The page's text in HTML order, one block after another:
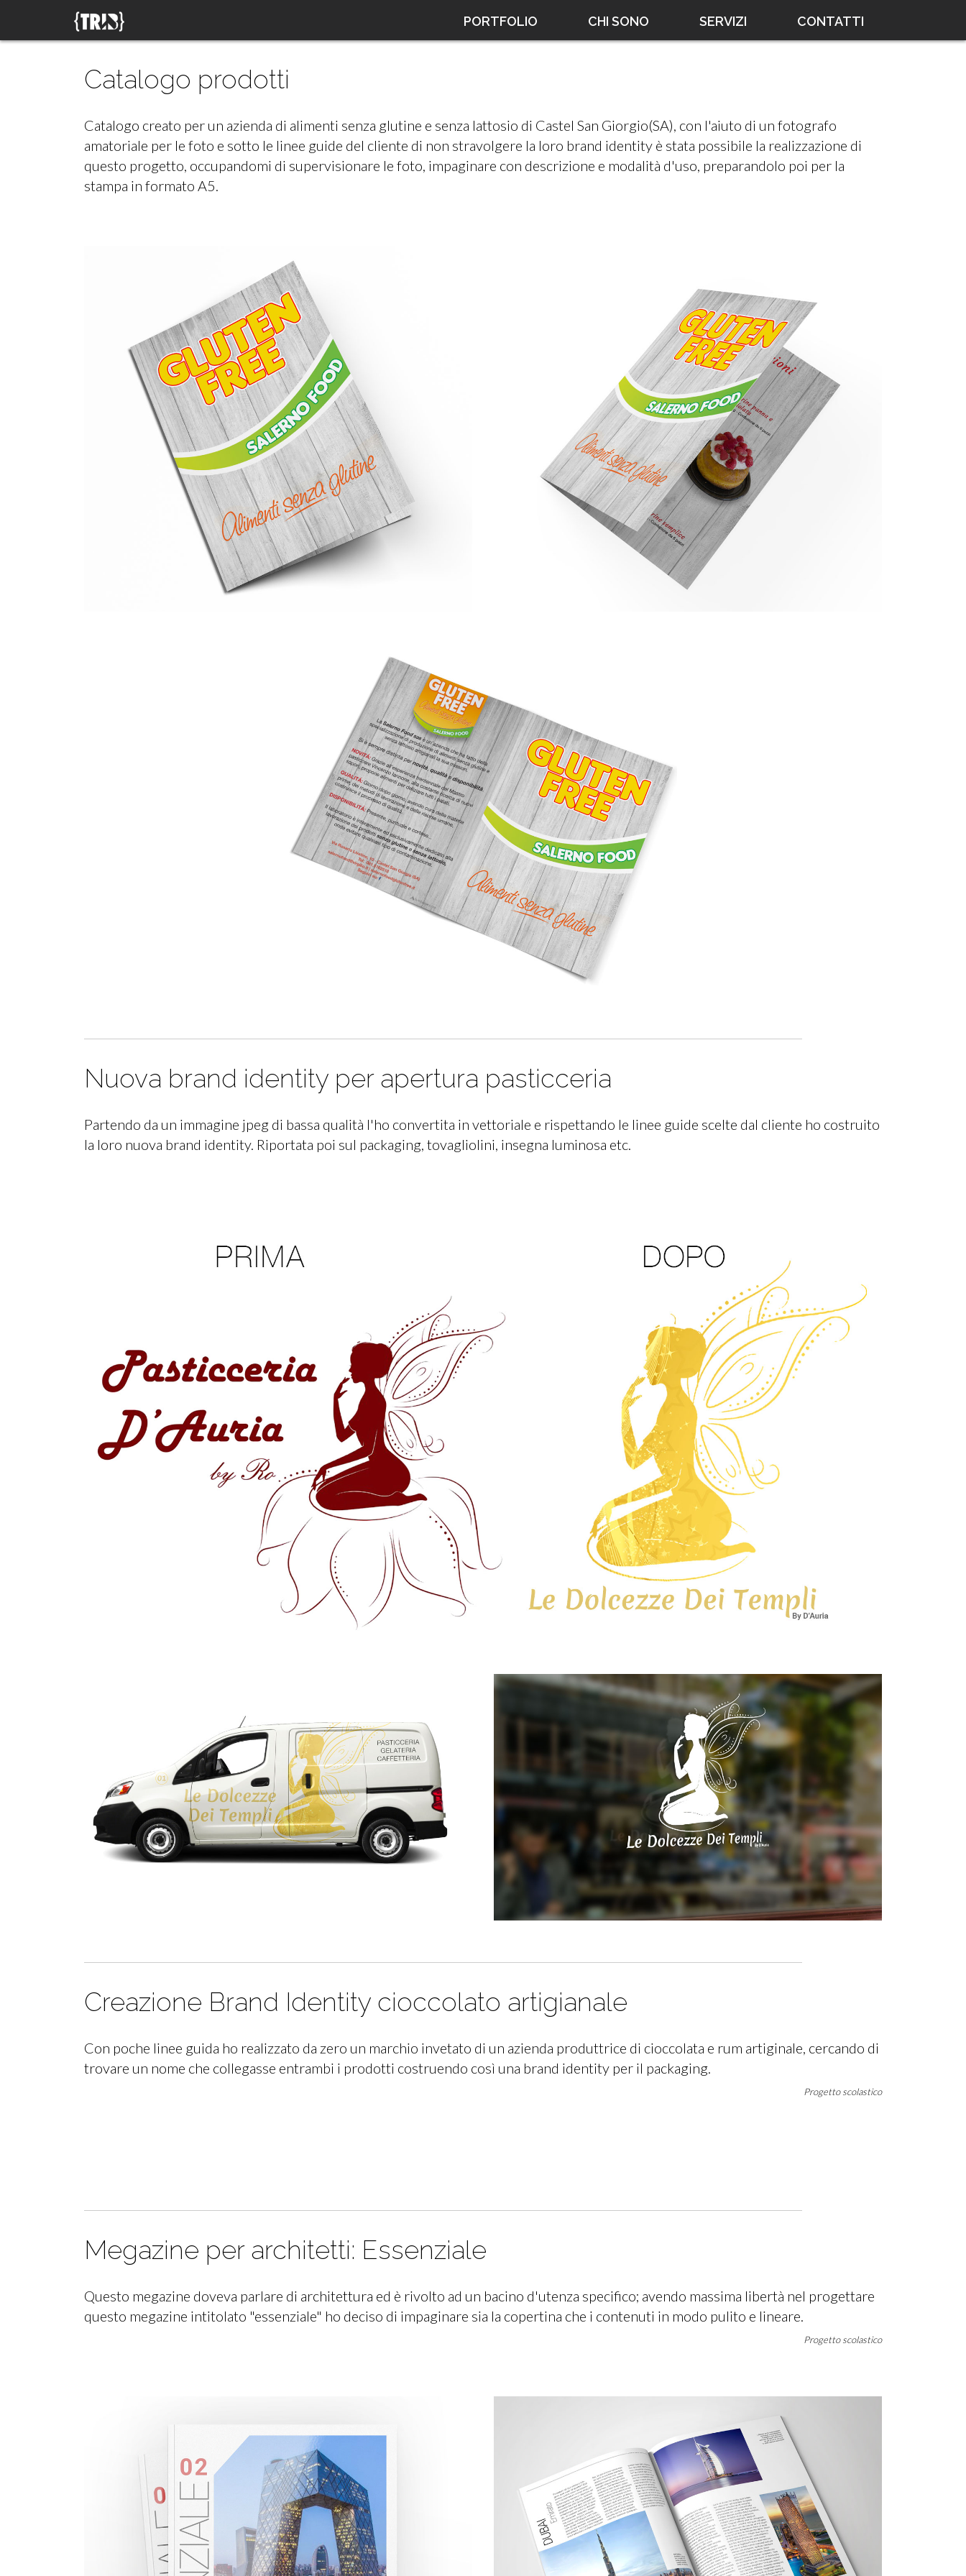
PORTFOLIO CHI SONO SERVIZI CONTATTI
Catalogo prodotti
Catalogo creato per un azienda di alimenti senza glutine e senza lattosio di Castel San Giorgio(SA), con l'aiuto di un fotografo
amatoriale per le foto e sotto le linee guide del cliente di non stravolgere la loro brand identity è stata possibile la realizzazione di
questo progetto, occupandomi di supervisionare le foto, impaginare con descrizione e modalità d'uso, preparandolo poi per la
stampa in formato A5.
Nuova brand identity per apertura pasticceria
Partendo da un immagine jpeg di bassa qualità l'ho convertita in vettoriale e rispettando le linee guide scelte dal cliente ho costruito
la loro nuova brand identity. Riportata poi sul packaging, tovagliolini, insegna luminosa etc.
Creazione Brand Identity cioccolato artigianale
Con poche linee guida ho realizzato da zero un marchio invetato di un azienda produttrice di cioccolata e rum artiginale, cercando di
trovare un nome che collegasse entrambi i prodotti costruendo così una brand identity per il packaging.
Progetto scolastico
Megazine per architetti: Essenziale
Questo megazine doveva parlare di architettura ed è rivolto ad un bacino d'utenza specifico; avendo massima libertà nel progettare
questo megazine intitolato "essenziale" ho deciso di impaginare sia la copertina che i contenuti in modo pulito e lineare.
Progetto scolastico